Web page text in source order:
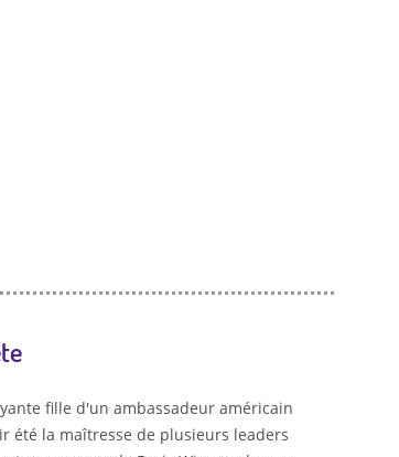
fille d'un ambassadeur américain
été la maîtresse de plusieurs leaders